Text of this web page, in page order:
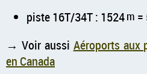
piste 16T/34T : 1524m =
→ Voir aussi Aéroports aux
en Canada